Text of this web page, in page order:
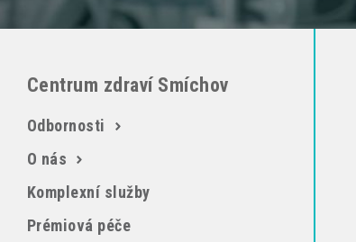
Centrum zdraví Smíchov
Odbornosti
O nás
Komplexní služby
Prémiová péče